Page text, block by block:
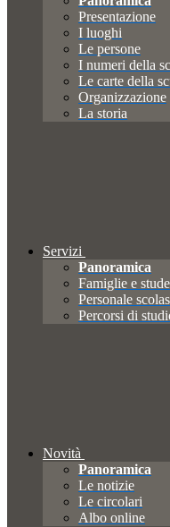
Presentazione
I luoghi
Le persone
I numeri della
Le carte della
Organizzazione
La storia
Servizi
Panoramica
Famiglie e
Personale
Percorsi di
Novità
Panoramica
Le notizie
Le circolari
Albo online